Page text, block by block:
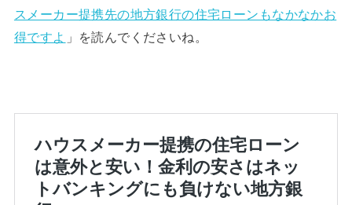
スメーカー提携先の地方銀行の住宅ローンもなかなかお
得ですよ 」 を読んでくださいね。